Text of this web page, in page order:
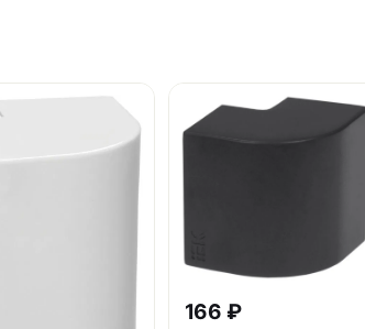
166 ₽